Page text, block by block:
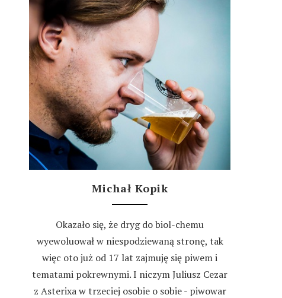
Michał Kopik
Okazało się, że dryg do biol-chemu
wyewoluował w niespodziewaną stronę, tak
więc oto już od 17 lat zajmuję się piwem i
tematami pokrewnymi. I niczym Juliusz Cezar
z Asterixa w trzeciej osobie o sobie - piwowar